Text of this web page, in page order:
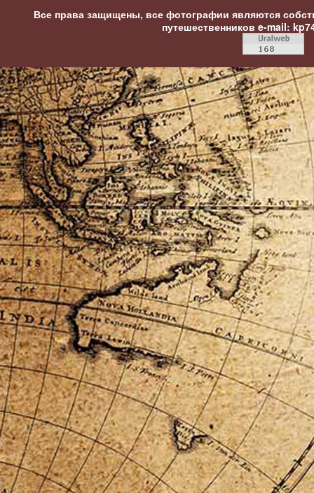
Все права защищены, все фотографии являются
путешественников e-mail: